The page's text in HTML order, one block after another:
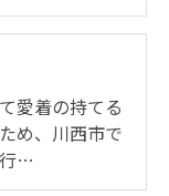
愛着の持てる
め、川西市で
…